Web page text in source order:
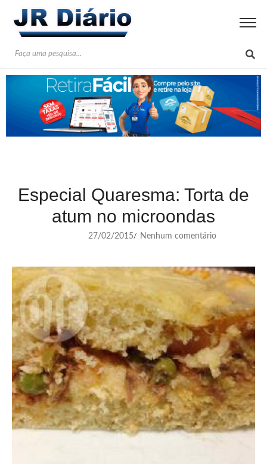
Especial Quaresma: Torta de
atum no microondas
27/02/2015/ Nenhum comentário